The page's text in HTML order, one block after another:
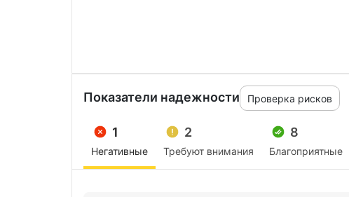
Показатели надежности Проверка рисков
1
Негативные
2
Требуют внимания
8
Благоприятные